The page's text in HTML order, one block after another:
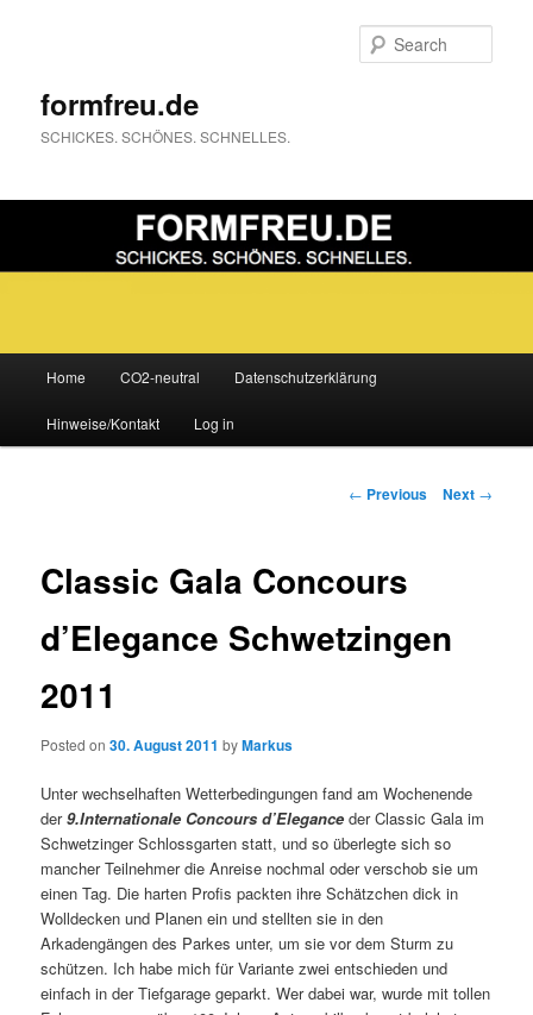
formfreu.de
SCHICKES. SCHÖNES. SCHNELLES.
Skip
to
Home CO2-neutral Datenschutzerklärung
Hinweise/Kontakt Log in
Post
← Previous Next →
Classic Gala Concours
d’Elegance Schwetzingen
2011
Posted on30. August 2011 byMarkus
Unter wechselhaften Wetterbedingungen fand am Wochenende
der9.Internationale Concours d’Elegance der Classic Gala im
Schwetzinger Schlossgarten statt, und so überlegte sich so
mancher Teilnehmer die Anreise nochmal oder verschob sie um
einen Tag. Die harten Profis packten ihre Schätzchen dick in
Wolldecken und Planen ein und stellten sie in den
Arkadengängen des Parkes unter, um sie vor dem Sturm zu
schützen. Ich habe mich für Variante zwei entschieden und
einfach in der Tiefgarage geparkt. Wer dabei war, wurde mit tollen